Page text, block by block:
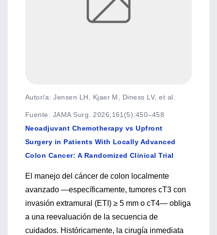
Autor/a: Jensen LH, Kjaer M, Diness LV, et al.
Fuente: JAMA Surg. 2026;161(5):450–458
Neoadjuvant Chemotherapy vs Upfront
Surgery in Patients With Locally Advanced
Colon Cancer: A Randomized Clinical Trial
El manejo del cáncer de colon localmente
avanzado —específicamente, tumores cT3 con
invasión extramural (ETI) ≥ 5 mm o cT4— obliga
a una reevaluación de la secuencia de
cuidados. Históricamente, la cirugía inmediata